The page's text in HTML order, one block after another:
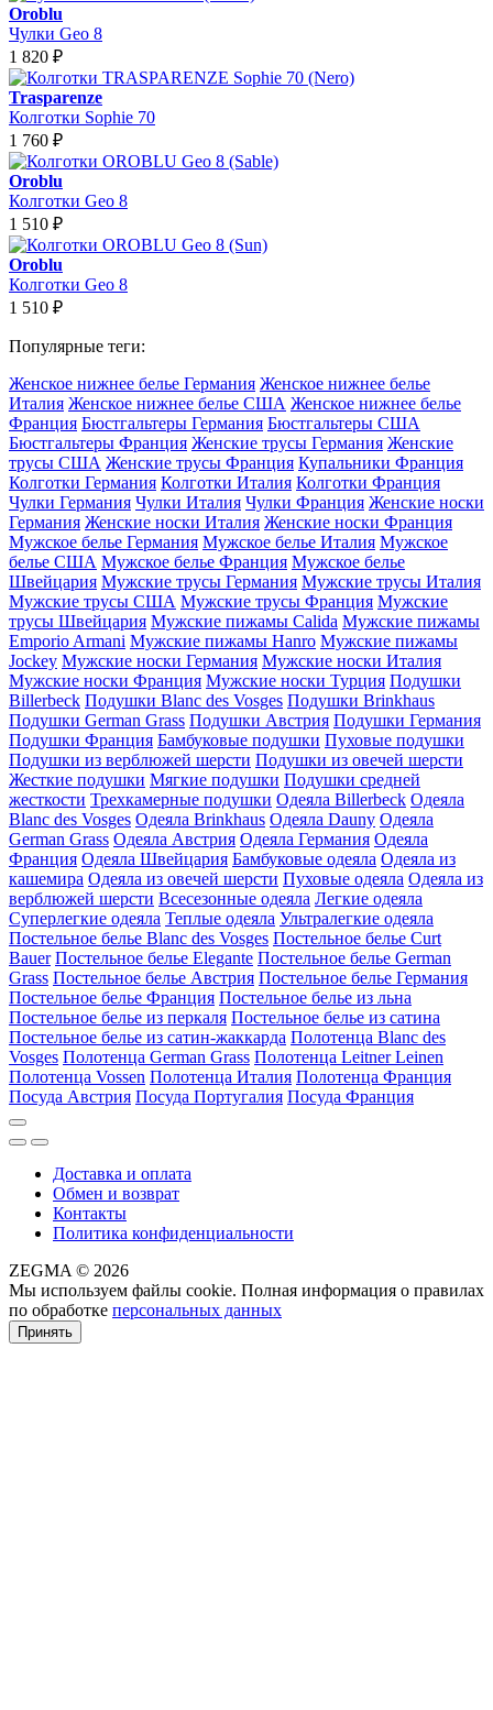
Oroblu
Чулки Geo 8
1 820 ₽
Trasparenze
Колготки Sophie 70
1 760 ₽
Oroblu
Колготки Geo 8
1 510 ₽
Oroblu
Колготки Geo 8
1 510 ₽
Популярные теги:
Женское нижнее белье Германия Женское нижнее белье
Италия Женское нижнее белье США Женское нижнее белье
Франция Бюстгальтеры Германия Бюстгальтеры США
Бюстгальтеры Франция Женские трусы Германия Женские
трусы США Женские трусы Франция Купальники Франция
Колготки Германия Колготки Италия Колготки Франция
Чулки Германия Чулки Италия Чулки Франция Женские носки
Германия Женские носки Италия Женские носки Франция
Мужское белье Германия Мужское белье Италия Мужское
белье США Мужское белье Франция Мужское белье
Швейцария Мужские трусы Германия Мужские трусы Италия
Мужские трусы США Мужские трусы Франция Мужские
трусы Швейцария Мужские пижамы Calida Мужские пижамы
Emporio Armani Мужские пижамы Hanro Мужские пижамы
Jockey Мужские носки Германия Мужские носки Италия
Мужские носки Франция Мужские носки Турция Подушки
Billerbeck Подушки Blanc des Vosges Подушки Brinkhaus
Подушки German Grass Подушки Австрия Подушки Германия
Подушки Франция Бамбуковые подушки Пуховые подушки
Подушки из верблюжей шерсти Подушки из овечей шерсти
Жесткие подушки Мягкие подушки Подушки средней
жесткости Трехкамерные подушки Одеяла Billerbeck Одеяла
Blanc des Vosges Одеяла Brinkhaus Одеяла Dauny Одеяла
German Grass Одеяла Австрия Одеяла Германия Одеяла
Франция Одеяла Швейцария Бамбуковые одеяла Одеяла из
кашемира Одеяла из овечей шерсти Пуховые одеяла Одеяла из
верблюжей шерсти Всесезонные одеяла Легкие одеяла
Суперлегкие одеяла Теплые одеяла Ультралегкие одеяла
Постельное белье Blanc des Vosges Постельное белье Curt
Bauer Постельное белье Elegante Постельное белье German
Grass Постельное белье Австрия Постельное белье Германия
Постельное белье Франция Постельное белье из льна
Постельное белье из перкаля Постельное белье из сатина
Постельное белье из сатин-жаккарда Полотенца Blanc des
Vosges Полотенца German Grass Полотенца Leitner Leinen
Полотенца Vossen Полотенца Италия Полотенца Франция
Посуда Австрия Посуда Португалия Посуда Франция
Доставка и оплата
Обмен и возврат
Контакты
Политика конфиденциальности
ZEGMA © 2026
Мы используем файлы cookie. Полная информация о правилах
по обработке персональных данных
Принять